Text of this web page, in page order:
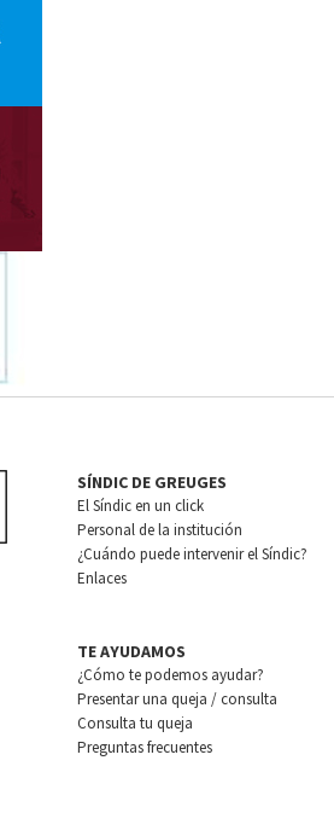
SÍNDIC DE GREUGES
El Síndic en un click
Personal de la institución
¿Cuándo puede intervenir el Síndic?
Enlaces
TE AYUDAMOS
¿Cómo te podemos ayudar?
Presentar una queja / consulta
Consulta tu queja
Preguntas frecuentes